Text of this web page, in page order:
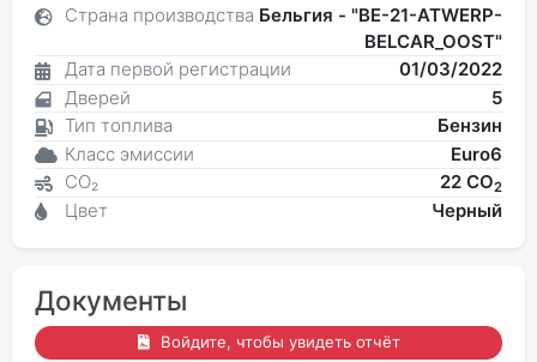
Страна производства Бельгия - "BE-21-ATWERP-
BELCAR_OOST"
Дата первой регистрации
01/03/2022
Дверей
5
Тип топлива
Бензин
Класс эмиссии
Euro6
CO₂
22 CO2
Цвет Черный
Документы
Войдите, чтобы увидеть отчёт